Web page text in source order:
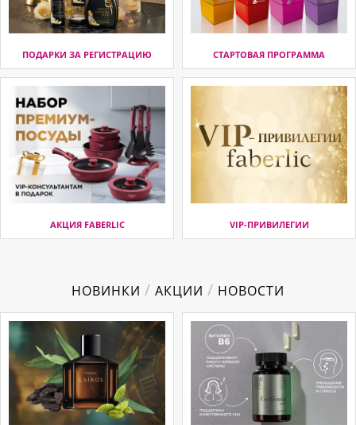
ПОДАРКИ ЗА РЕГИСТРАЦИЮ СТАРТОВАЯ ПРОГРАММА
АКЦИЯ FABERLIC VIP-ПРИВИЛЕГИИ
НОВИНКИ / АКЦИИ / НОВОСТИ